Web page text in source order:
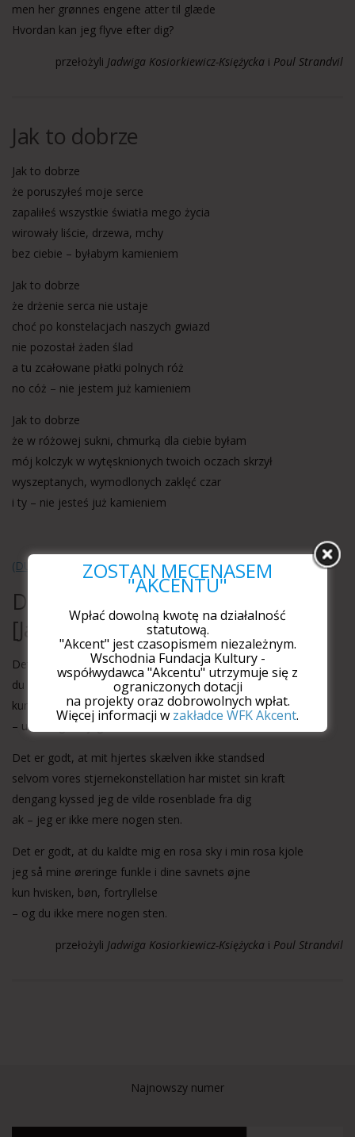
men her grønnes engene atter til glæde
Hvordan kan jeg flyve efter dig?
przełożyli Jadwiga Kosiorkiewicz-Księżycka i Poul Strandvil
Jak to dobrze
Jak to dobrze
że poruszyłeś moje serce
zapaliłeś wszystkie światła mego życia
wirowały liście, drzewa, mchy
bez ciebie – byłabym kamieniem
Jak to dobrze
że drżenie serca nie ustaje
choć po konstelacjach naszych gwiazd
nie pozostał żaden ślad
a tu zcałowane płatki polnych róż
no cóż – nie jestem już kamieniem
Jak to dobrze
że w różowej sukni, chmurką dla ciebie byłam
mój kolczyk w wytęsknionych twoich oczach skrzył
wyszeptanych, wymodlonych zaklęć czar
i ty – nie jesteś już kamieniem
(DUŃSKI)
Det er godt
[Jak to dobrze]
Det er godt, at du rørte mit hjerte
du tændte alle mit livs lys
kun de hvirvlende blade, træerne, mosserne
– uden dig var jeg blot en sten
Det er godt, at mit hjertes skælven ikke standsed
selvom vores stjernekonstellation har mistet sin kraft
dengang kyssed jeg de vilde rosenblade fra dig
ak – jeg er ikke mere nogen sten.
Det er godt, at du kaldte mig en rosa sky i min rosa kjole
jeg så mine øreringe funkle i dine savnets øjne
kun hvisken, bøn, fortryllelse
– og du ikke mere nogen sten.
przełożyli Jadwiga Kosiorkiewicz-Księżycka i Poul Strandvil
Najnowszy numer
ZOSTAŃ MECENASEM
"AKCENTU"
Wpłać dowolną kwotę na działalność
statutową.
"Akcent" jest czasopismem niezależnym.
Wschodnia Fundacja Kultury -
współwydawca "Akcentu" utrzymuje się z
ograniczonych dotacji
na projekty oraz dobrowolnych wpłat.
Więcej informacji w zakładce WFK Akcent.